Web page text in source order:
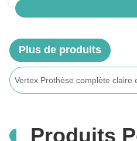
Plus de produits
Prothèses dentaires thermo-
Produits